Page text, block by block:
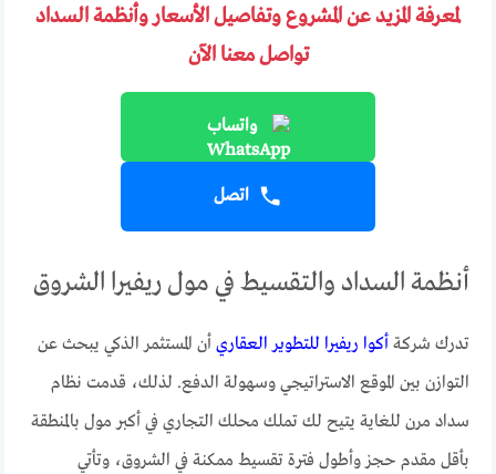
لمعرفة المزيد عن المشروع وتفاصيل الأسعار وأنظمة السداد
تواصل معنا الآن
واتساب
اتصل
أنظمة السداد والتقسيط في مول ريفيرا الشروق
تدرك شركة أكوا ريفيرا للتطوير العقاري أن المستثمر الذكي يبحث عن
التوازن بين الموقع الاستراتيجي وسهولة الدفع. لذلك، قدمت نظام
سداد مرن للغاية يتيح لك تملك محلك التجاري في أكبر مول بالمنطقة
بأقل مقدم حجز وأطول فترة تقسيط ممكنة في الشروق، وتأتي